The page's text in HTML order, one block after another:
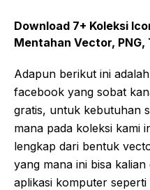
Download 7+ Koleksi
Mentahan Vector,
Adapun berikut ini
facebook yang sobat
gratis, untuk kebutuhan
mana pada koleksi kami
lengkap dari bentuk
yang mana ini bisa
aplikasi komputer